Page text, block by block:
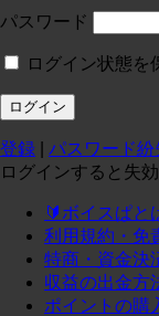
コースに
定
投
コースに入
パスワード
ログイン状態を
登録
パスワード紛
ログインすると失
🔰ボイスぱと
利用規約・免
特商・資金決
収益の出金方
ポイントの購